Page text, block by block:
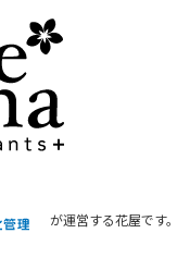
が運営する花屋です。